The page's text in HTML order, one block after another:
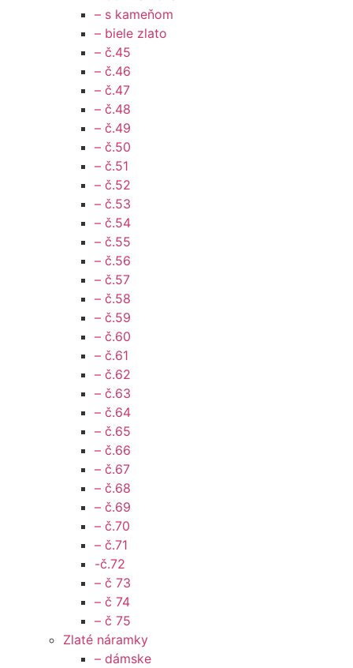
– s kameňom
– biele zlato
– č.45
– č.46
– č.47
– č.48
– č.49
– č.50
– č.51
– č.52
– č.53
– č.54
– č.55
– č.56
– č.57
– č.58
– č.59
– č.60
– č.61
– č.62
– č.63
– č.64
– č.65
– č.66
– č.67
– č.68
– č.69
– č.70
– č.71
-č.72
– č 73
– č 74
– č 75
Zlaté náramky
– dámske